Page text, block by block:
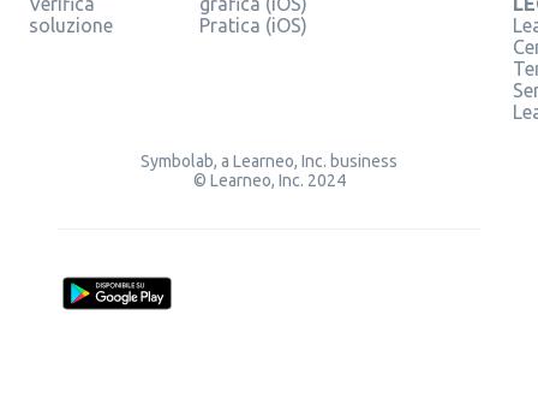
soluzione
Pratica (iOS)
Symbolab, a Learneo, Inc. business
© Learneo, Inc. 2024